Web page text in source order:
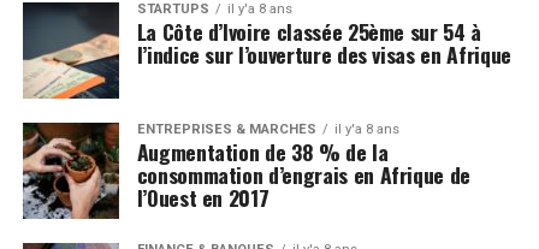
STARTUPS il y'a 8 ans
La Côte d’Ivoire classée 25ème sur 54 à
l’indice sur l’ouverture des visas en Afrique
ENTREPRISES & MARCHÉS il y'a 8 ans
Augmentation de 38 % de la
consommation d’engrais en Afrique de
l’Ouest en 2017